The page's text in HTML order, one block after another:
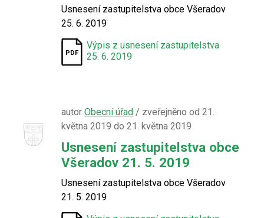
Usnesení zastupitelstva obce Všeradov
25. 6. 2019
Výpis z usnesení zastupitelstva
25. 6. 2019
autorObecní úřad / zveřejněno od 21.
května 2019 do 21. května 2019
Usnesení zastupitelstva obce
Všeradov 21. 5. 2019
Usnesení zastupitelstva obce Všeradov
21. 5. 2019